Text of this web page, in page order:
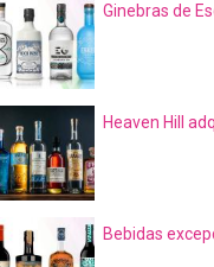
Ginebras de
Heaven Hill
Bebidas